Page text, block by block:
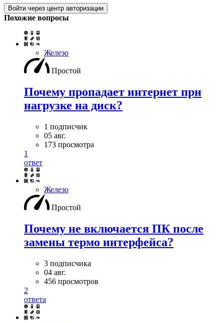
Войти через центр авторизации
Похожие вопросы
Железо
Простой
Почему пропадает интернет при
нагрузке на диск?
1 подписчик
05 авг.
173 просмотра
1
ответ
Железо
Простой
Почему не включается ПК после
замены термо интерфейса?
3 подписчика
04 авг.
456 просмотров
2
ответа